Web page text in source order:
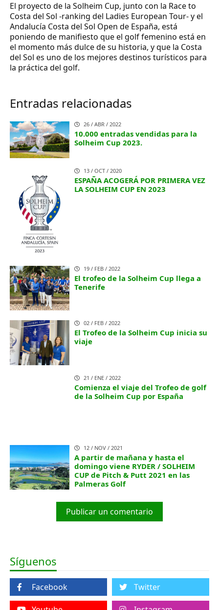
El proyecto de la Solheim Cup, junto con la Race to
Costa del Sol -ranking del Ladies European Tour- y el
Andalucía Costa del Sol Open de España, está
poniendo de manifiesto que el golf femenino está en
el momento más dulce de su historia, y que la Costa
del Sol es uno de los mejores destinos turísticos para
la práctica del golf.
Entradas relacionadas
26 / ABR / 2022
10.000 entradas vendidas para la
Solheim Cup 2023.
13 / OCT / 2020
ESPAÑA ACOGERÁ POR PRIMERA VEZ
LA SOLHEIM CUP EN 2023
19 / FEB / 2022
El trofeo de la Solheim Cup llega a
Tenerife
02 / FEB / 2022
El Trofeo de la Solheim Cup inicia su
viaje
21 / ENE / 2022
Comienza el viaje del Trofeo de golf
de la Solheim Cup por España
12 / NOV / 2021
A partir de mañana y hasta el
domingo viene RYDER / SOLHEIM
CUP de Pitch & Putt 2021 en las
Palmeras Golf
Publicar un comentario
Síguenos
Facebook Twitter